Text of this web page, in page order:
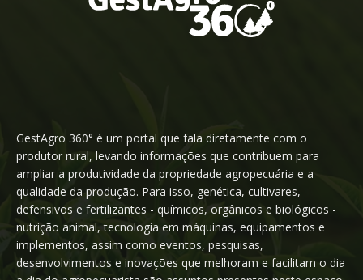
GestAgro 360° é um portal que fala diretamente com o
produtor rural, levando informações que contribuem para
ampliar a produtividade da propriedade agropecuária e a
qualidade da produção. Para isso, genética, cultivares,
defensivos e fertilizantes - químicos, orgânicos e biológicos -
nutrição animal, tecnologia em máquinas, equipamentos e
implementos, assim como eventos, pesquisas,
desenvolvimentos e inovações que melhoram e facilitam o dia